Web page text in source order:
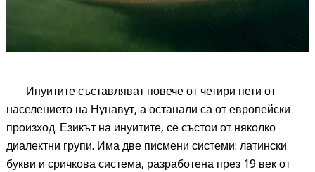
Инуитите съставляват повече от четири пети от
населението на Нунавут, а останали са от европейски
произход. Езикът на инуитите, се състои от няколко
диалектни групи. Има две писмени системи: латински
букви и сричкова система, разработена през 19 век от